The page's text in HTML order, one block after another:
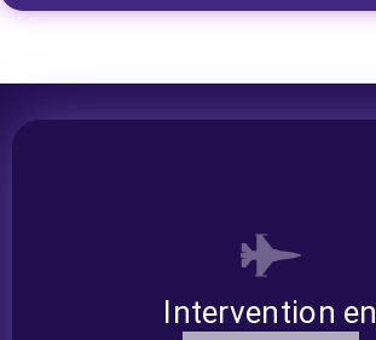
Intervention en